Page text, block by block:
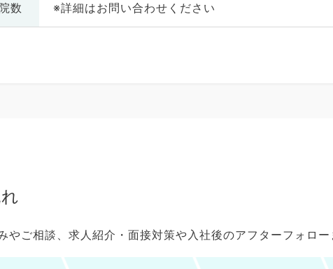
数 ※詳細はお問い合わせください
やご相談、求人紹介・面接対策や入社後のアフターフォロ